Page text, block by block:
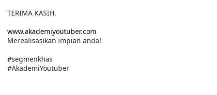
TERIMA KASIH.
www.akademiyoutuber.com
Merealisasikan impian anda!
#segmenkhas
#AkademiYoutuber